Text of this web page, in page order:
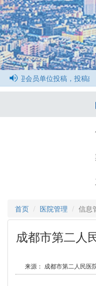
欢迎会员单位投稿，投稿邮箱
首页 医院管理 信息
成都市第二人
来源： 成都市第二人民